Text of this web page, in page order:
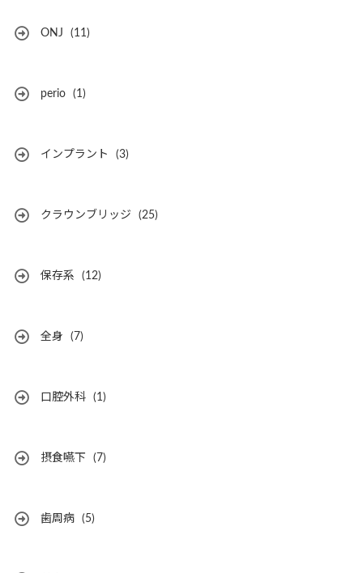
ONJ (11)
perio (1)
インプラント (3)
クラウンブリッジ (25)
保存系 (12)
全身 (7)
口腔外科 (1)
摂食嚥下 (7)
歯周病 (5)